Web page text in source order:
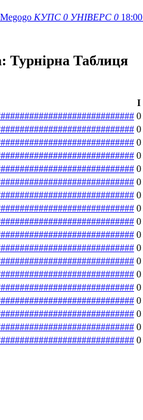
Megogo КУПС 0 УНІВЕРС 0 18:00
Турнірна Таблиця
І
############################ 0
############################ 0
############################ 0
############################ 0
############################ 0
############################ 0
############################ 0
############################ 0
############################ 0
############################ 0
############################ 0
############################ 0
############################ 0
############################ 0
############################ 0
############################ 0
############################ 0
############################ 0